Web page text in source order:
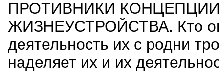
ПРОТИВНИКИ
ЖИЗНЕУСТРОЙСТВА. Кто
деятельность их с родни
наделяет их и их